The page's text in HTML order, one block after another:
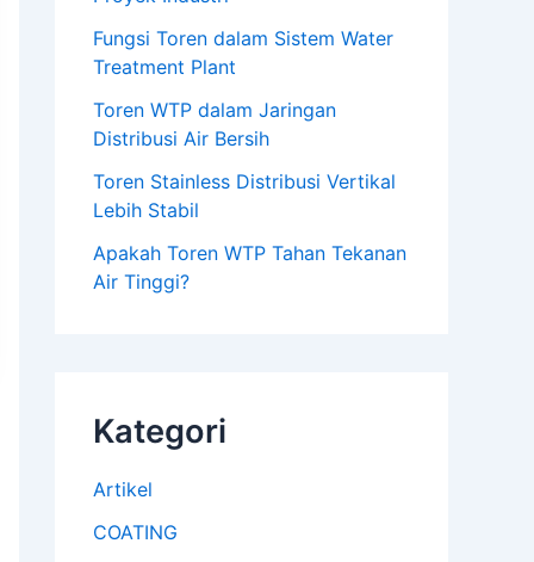
Fungsi Toren dalam Sistem Water
Treatment Plant
Toren WTP dalam Jaringan
Distribusi Air Bersih
Toren Stainless Distribusi Vertikal
Lebih Stabil
Apakah Toren WTP Tahan Tekanan
Air Tinggi?
Kategori
Artikel
COATING